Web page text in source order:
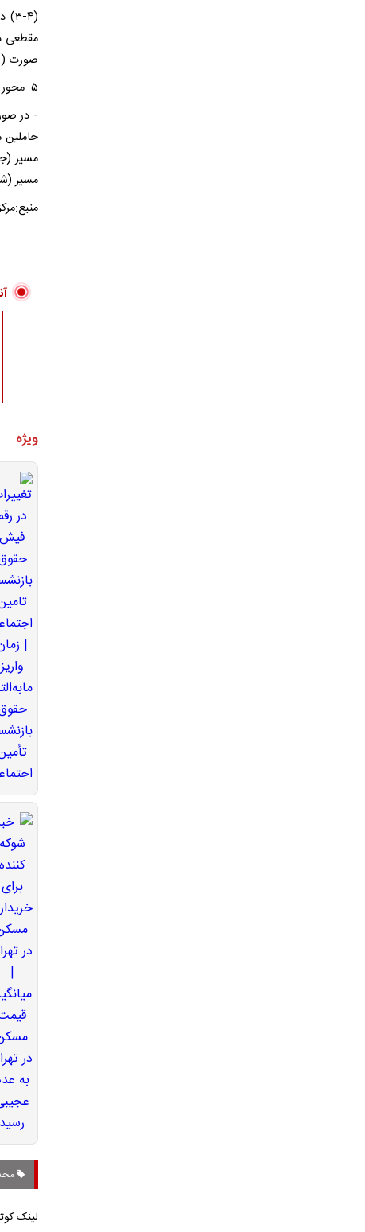
صورت
۵. محور تهران – فیروزکوه – قائمشهر
- در
مسیر
ویژه
لینک